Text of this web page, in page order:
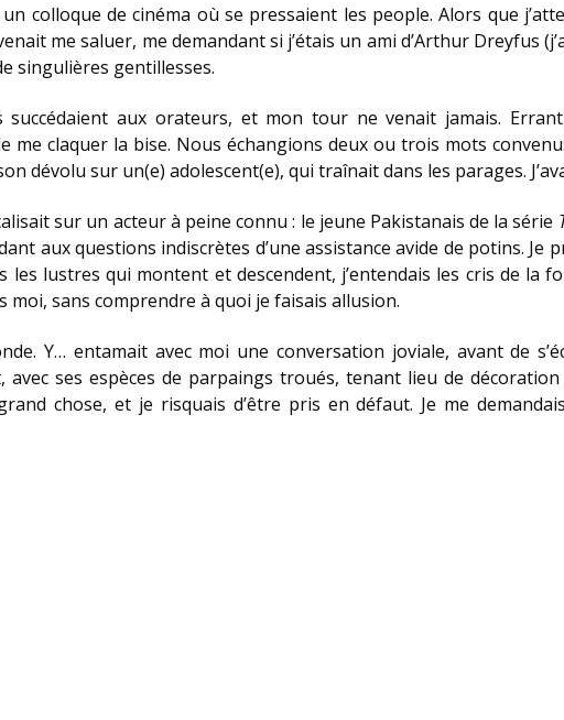
colloque de cinéma où se pressaient les people. Alors que
me saluer, me demandant si j’étais un ami d’Arthur Dreyfus
singulières gentillesses.
succédaient aux orateurs, et mon tour ne venait jamais.
me claquer la bise. Nous échangions deux ou trois mots
dévolu sur un(e) adolescent(e), qui traînait dans les parages.
sur un acteur à peine connu : le jeune Pakistanais de la série
aux questions indiscrètes d’une assistance avide de potins. Je
les lustres qui montent et descendent, j’entendais les cris de la
sans comprendre à quoi je faisais allusion.
Y… entamait avec moi une conversation joviale, avant de
avec ses espèces de parpaings troués, tenant lieu de décoration
chose, et je risquais d’être pris en défaut. Je me